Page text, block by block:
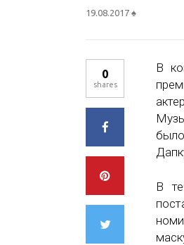
19.08.2017 ♠
В
В
0
shares